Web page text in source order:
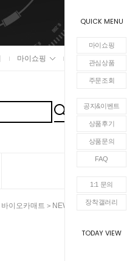
QUICK MENU
마이쇼핑
관심상품
주문조회
공지&이벤트
상품후기
상품문의
FAQ
1:1 문의
장착갤러리
TODAY VIEW
마이쇼핑 장바구니
바이오카매트 > NEW 순정매트